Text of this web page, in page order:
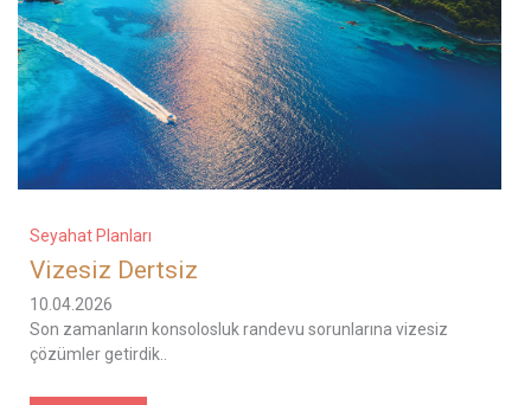
Seyahat Planları
Vizesiz Dertsiz
10.04.2026
Son zamanların konsolosluk randevu sorunlarına vizesiz
çözümler getirdik..